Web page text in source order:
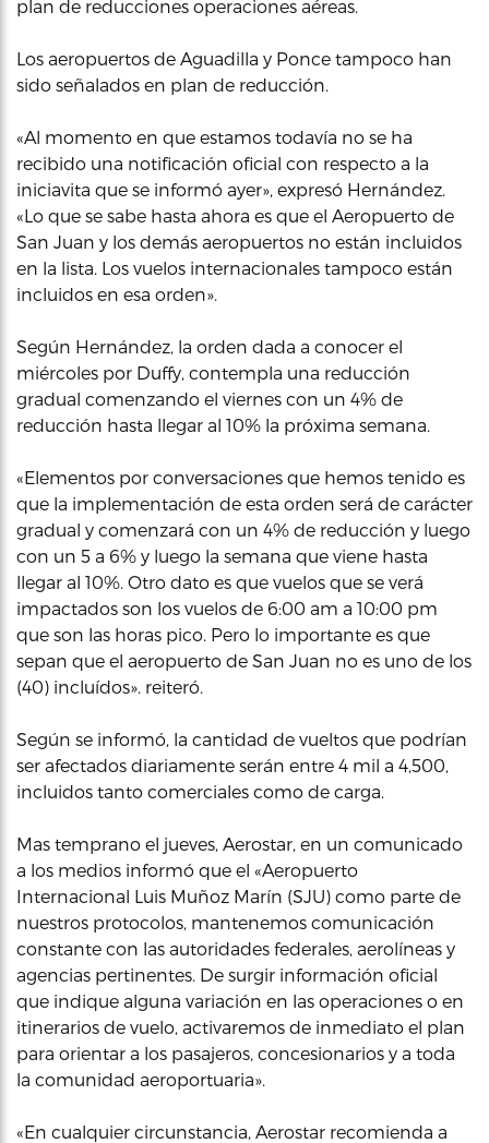
plan de reducciones operaciones aéreas.
Los aeropuertos de Aguadilla y Ponce tampoco han
sido señalados en plan de reducción.
«Al momento en que estamos todavía no se ha
recibido una notificación oficial con respecto a la
iniciavita que se informó ayer», expresó Hernández.
«Lo que se sabe hasta ahora es que el Aeropuerto de
San Juan y los demás aeropuertos no están incluidos
en la lista. Los vuelos internacionales tampoco están
incluidos en esa orden».
Según Hernández, la orden dada a conocer el
miércoles por Duffy, contempla una reducción
gradual comenzando el viernes con un 4% de
reducción hasta llegar al 10% la próxima semana.
«Elementos por conversaciones que hemos tenido es
que la implementación de esta orden será de carácter
gradual y comenzará con un 4% de reducción y luego
con un 5 a 6% y luego la semana que viene hasta
llegar al 10%. Otro dato es que vuelos que se verá
impactados son los vuelos de 6:00 am a 10:00 pm
que son las horas pico. Pero lo importante es que
sepan que el aeropuerto de San Juan no es uno de los
(40) incluídos». reiteró.
Según se informó, la cantidad de vueltos que podrían
ser afectados diariamente serán entre 4 mil a 4,500,
incluidos tanto comerciales como de carga.
Mas temprano el jueves, Aerostar, en un comunicado
a los medios informó que el «Aeropuerto
Internacional Luis Muñoz Marín (SJU) como parte de
nuestros protocolos, mantenemos comunicación
constante con las autoridades federales, aerolíneas y
agencias pertinentes. De surgir información oficial
que indique alguna variación en las operaciones o en
itinerarios de vuelo, activaremos de inmediato el plan
para orientar a los pasajeros, concesionarios y a toda
la comunidad aeroportuaria».
«En cualquier circunstancia, Aerostar recomienda a